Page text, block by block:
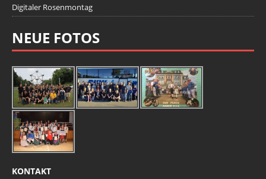
Digitaler Rosenmontag
NEUE FOTOS
KONTAKT